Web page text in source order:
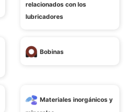
relacionados con los
lubricadores
Bobinas
Materiales inorgánicos y